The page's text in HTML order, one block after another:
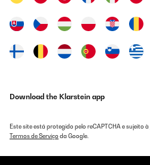
Download the Klarstein app
Este site está protegido pelo reCAPTCHA e sujeito à
Termos de Serviçoda Google.